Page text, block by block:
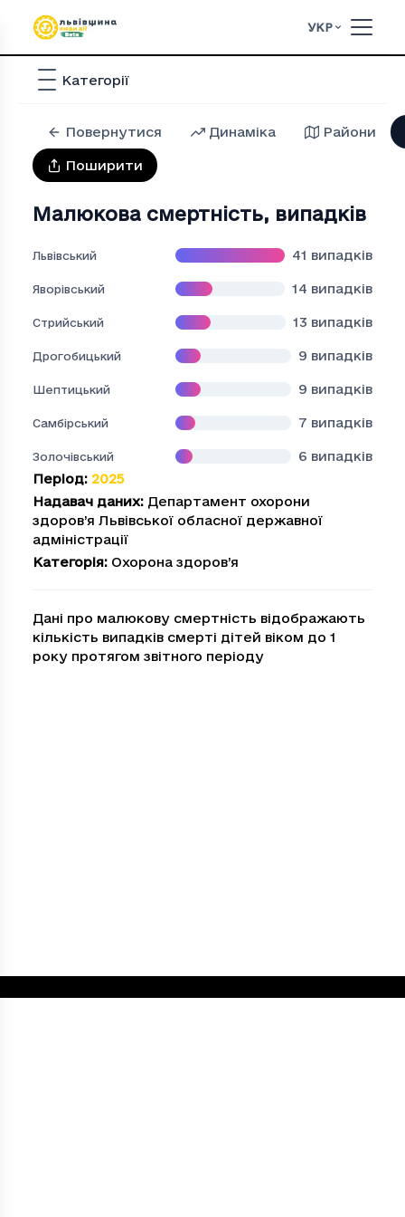
УКР
Категорії
Повернутися Динаміка Райони
Поширити
Малюкова смертність, випадків
Львівський 41 випадків
Яворівський 14 випадків
Стрийський 13 випадків
Дрогобицький 9 випадків
Шептицький 9 випадків
Самбірський 7 випадків
Золочівський 6 випадків
Період: 2025
Надавач даних: Департамент охорони
здоров’я Львівської обласної державної
адміністрації
Категорія: Охорона здоров’я
Дані про малюкову смертність відображають
кількість випадків смерті дітей віком до 1
року протягом звітного періоду